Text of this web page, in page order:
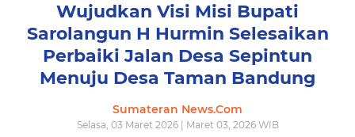
Wujudkan Visi Misi Bupati
Sarolangun H Hurmin Selesaikan
Perbaiki Jalan Desa Sepintun
Menuju Desa Taman Bandung
Sumateran News.Com
Selasa, 03 Maret 2026 | Maret 03, 2026 WIB